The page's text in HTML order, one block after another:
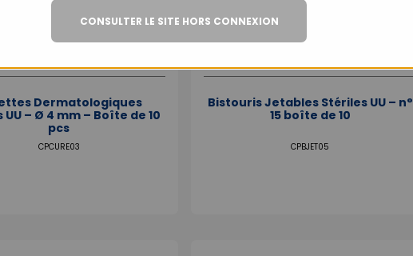
Dermatologiques
UU – Ø 4 mm – Boîte de 10
pcs
CPCURE03
Bistouris Jetables Stériles UU – n°
15 boîte de 10
CPBJET05
CONSULTER LE SITE HORS CONNEXION